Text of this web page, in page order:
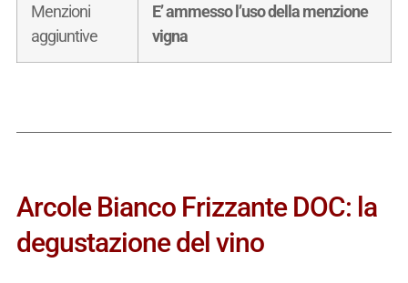
Menzioni
aggiuntive
E’ ammesso l’uso della menzione
vigna
Arcole Bianco Frizzante DOC: la
degustazione del vino